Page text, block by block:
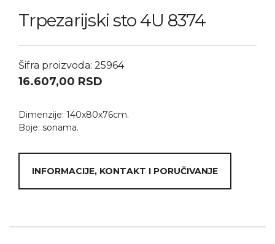
Trpezarijski sto 4U 8374
Šifra proizvoda: 25964
16.607,00 RSD
Dimenzije: 140x80x76cm.
Boje: sonama.
INFORMACIJE, KONTAKT I PORUČIVANJE